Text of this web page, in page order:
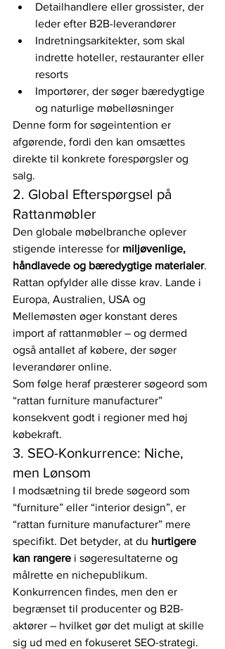
Detailhandlere eller grossister, der
leder efter B2B-leverandører
Indretningsarkitekter, som skal
indrette hoteller, restauranter eller
resorts
Importører, der søger bæredygtige
og naturlige møbelløsninger
Denne form for søgeintention er
afgørende, fordi den kan omsættes
direkte til konkrete forespørgsler og
salg.
2. Global Efterspørgsel på
Rattanmøbler
Den globale møbelbranche oplever
stigende interesse for miljøvenlige,
håndlavede og bæredygtige materialer.
Rattan opfylder alle disse krav. Lande i
Europa, Australien, USA og
Mellemøsten øger konstant deres
import af rattanmøbler – og dermed
også antallet af købere, der søger
leverandører online.
Som følge heraf præsterer søgeord som
“rattan furniture manufacturer”
konsekvent godt i regioner med høj
købekraft.
3. SEO-Konkurrence: Niche,
men Lønsom
I modsætning til brede søgeord som
“furniture” eller “interior design”, er
“rattan furniture manufacturer” mere
specifikt. Det betyder, at du hurtigere
kan rangere i søgeresultaterne og
målrette en nichepublikum.
Konkurrencen findes, men den er
begrænset til producenter og B2B-
aktører – hvilket gør det muligt at skille
sig ud med en fokuseret SEO-strategi.